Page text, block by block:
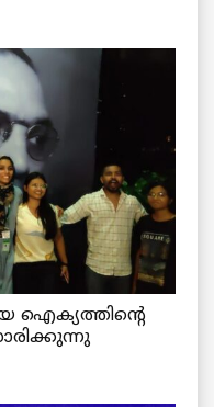
ഐക്യത്തിന്റെ